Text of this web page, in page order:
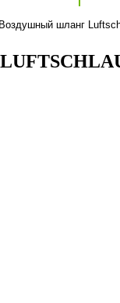
шланг